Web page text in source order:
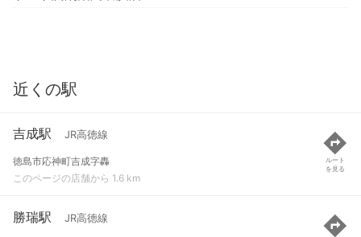
近くの駅
吉成駅 JR高徳線
徳島市応神町吉成字轟
このページの店舗から 1.6 km
ルート
を見る
勝瑞駅 JR高徳線